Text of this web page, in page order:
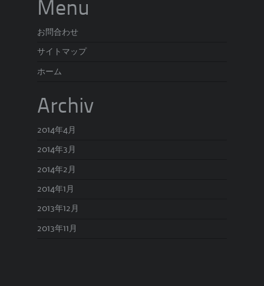
Menu
お問合わせ
サイトマップ
ホーム
Archiv
2014年4月
2014年3月
2014年2月
2014年1月
2013年12月
2013年11月